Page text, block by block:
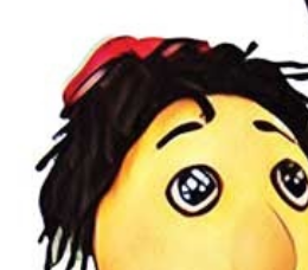
تتر ببر! 🔥😍
بچرخونش